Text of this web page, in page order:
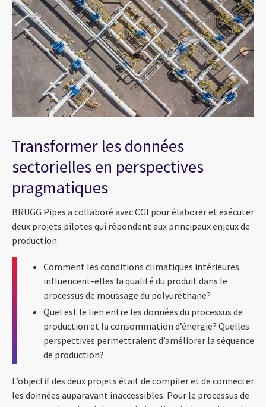
Transformer les données
sectorielles en perspectives
pragmatiques
BRUGG Pipes a collaboré avec CGI pour élaborer et exécuter
deux projets pilotes qui répondent aux principaux enjeux de
production.
Comment les conditions climatiques intérieures
influencent-elles la qualité du produit dans le
processus de moussage du polyuréthane?
Quel est le lien entre les données du processus de
production et la consommation d’énergie? Quelles
perspectives permettraient d’améliorer la séquence
de production?
L’objectif des deux projets était de compiler et de connecter
les données auparavant inaccessibles. Pour le processus de